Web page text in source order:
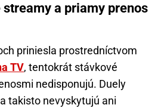
a priamy prenos
priniesla prostredníctvom
TV, tentokrát stávkové
nedisponujú. Duely
takisto nevyskytujú ani